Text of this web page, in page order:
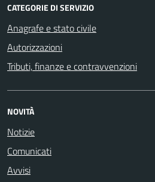
CATEGORIE DI SERVIZIO
Anagrafe e stato civile
Autorizzazioni
Tributi, finanze e contravvenzioni
NOVITÀ
Notizie
Comunicati
Avvisi